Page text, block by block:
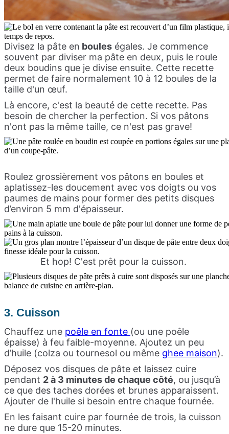
Divisez la pâte en boules égales. Je commence
souvent par diviser ma pâte en deux, puis le roule
deux boudins que je divise ensuite. Cette recette
permet de faire normalement 10 à 12 boules de la
taille d'un œuf.
Là encore, c'est la beauté de cette recette. Pas
besoin de chercher la perfection. Si vos pâtons
n'ont pas la même taille, ce n'est pas grave!
Roulez grossièrement vos pâtons en boules et
aplatissez-les doucement avec vos doigts ou vos
paumes de mains pour former des petits disques
d’environ 5 mm d'épaisseur.
Et hop! C'est prêt pour la cuisson.
3. Cuisson
Chauffez une poêle en fonte (ou une poêle
épaisse) à feu faible-moyenne. Ajoutez un peu
d’huile (colza ou tournesol ou même ghee maison).
Déposez vos disques de pâte et laissez cuire
pendant 2 à 3 minutes de chaque côté, ou jusqu’à
ce que des taches dorées et brunes apparaissent.
Ajouter de l'huile si besoin entre chaque fournée.
En les faisant cuire par fournée de trois, la cuisson
ne dure que 15-20 minutes.